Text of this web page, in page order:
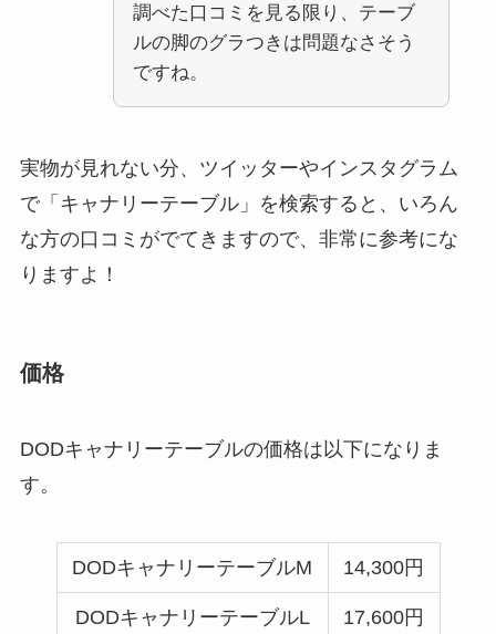
調べた口コミを見る限り、テーブ
ルの脚のグラつきは問題なさそう
ですね。
実物が見れない分、ツイッターやインスタグラム
で「キャナリーテーブル」を検索すると、いろん
な方の口コミがでてきますので、非常に参考にな
りますよ！
価格
DODキャナリーテーブルの価格は以下になりま
す。
DODキャナリーテーブルM 14,300円
DODキャナリーテーブルL 17,600円